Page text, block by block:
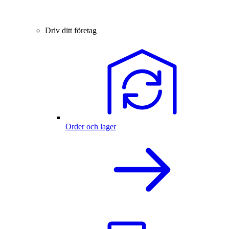
Driv ditt företag
Order och lager